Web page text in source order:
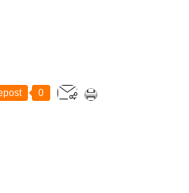
0